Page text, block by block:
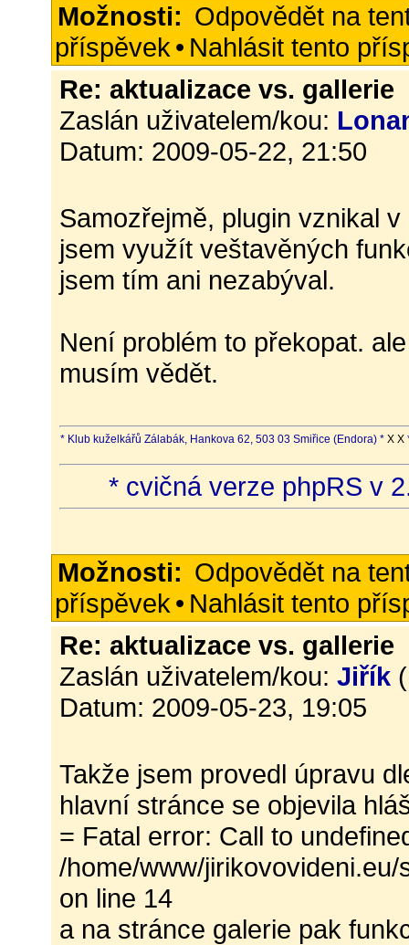
Možnosti: Odpovědět na
příspěvek • Nahlásit tento
Re: aktualizace vs. gallerie
Zaslán uživatelem/kou:
Datum: 2009-05-22, 21:50
Samozřejmě, plugin vznikal
jsem využít veštavěných
jsem tím ani nezabýval.
Není problém to překopat.
musím vědět.
* Klub kuželkářů Zálabák, Hankova 62, 503 03 Smiřice (Endora) *X X
* cvičná verze phpRS v
Možnosti: Odpovědět na
příspěvek • Nahlásit tento
Re: aktualizace vs. gallerie
Zaslán uživatelem/kou:Jiřík
Datum: 2009-05-23, 19:05
Takže jsem provedl úpravu
hlavní stránce se objevila
= Fatal error: Call to
/home/www/
on line 14
a na stránce galerie pak